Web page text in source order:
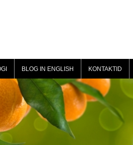
BLOG IN ENGLISH KONTAKTID